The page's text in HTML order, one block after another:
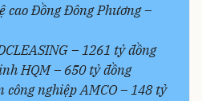
cao Đồng Đông Phương –
– 1261 tỷ đồng
HQM – 650 tỷ đồng
công nghiệp AMCO – 148 tỷ